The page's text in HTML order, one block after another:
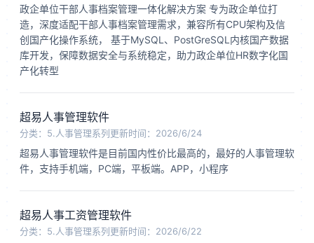
1.3销售管理系统
2.合同管理系统
3.1固定资产管理系统
3.2设备管理系统
4.档案管理系统
5.人事管理系列
6.客户管理会员系列
政企单位干部人事档案管理一体化解决方案 专为政企单位打
造，深度适配干部人事档案管理需求，兼容所有CPU架构及信
创国产化操作系统， 基于MySQL、PostGreSQL内核国产数据
库开发，保障数据安全与系统稳定，助力政企单位HR数字化国
产化转型
超易人事管理软件
分类：5.人事管理系列 更新时间：2026/6/24
超易人事管理软件是目前国内性价比最高的，最好的人事管理软
件，支持手机端，PC端，平板端。APP，小程序
超易人事工资管理软件
分类：5.人事管理系列 更新时间：2026/6/22